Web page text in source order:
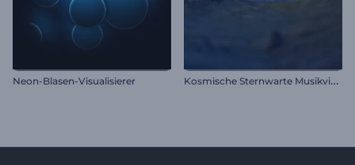
Neon-Blasen-Visualisierer K
osmische Sternwarte Musikvisualisierer